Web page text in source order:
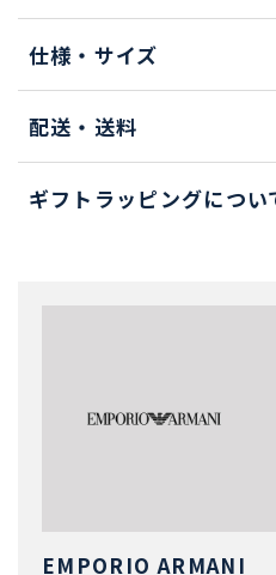
仕様・サイズ
配送・送料
ギフトラッピングについ
EMPORIO ARMANI